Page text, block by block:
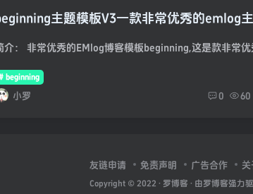
主题模板V3一款非常优秀的emlog
beginning
小罗 0 60
友链申请 免责声明 广告合作
Copyright © 2022 · 罗博客 · 由罗博客强力